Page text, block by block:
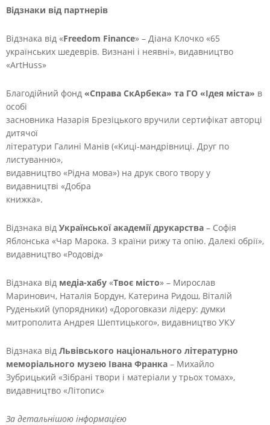
Відзнаки від партнерів
Відзнака від «Freedom Finance» – Діана Клочко «65
українських шедеврів. Визнані і неявні», видавництво
«ArtHuss»
Благодійний фонд «Справа СкАрбека» та ГО «Ідея міста» в
особі
засновника Назарія Брезіцького вручили сертифікат авторці
дитячої
літератури Галині Манів («Киці-мандрівниці. Друг по
листуванню»,
видавництво «Рідна мова») на друк свого твору у
видавництві «Добра
книжка».
Відзнака від Української академії друкарства – Софія
Яблонська «Чар Марока. З країни рижу та опію. Далекі обрії»,
видавництво «Родовід»
Відзнака від медіа-хабу «Твоє місто» – Мирослав
Маринович, Наталія Бордун, Катерина Ридош, Віталій
Руденький (упорядники) «Дороговкази лідеру: думки
митрополита Андрея Шептицького», видавництво УКУ
Відзнака від Львівського національного літературно
меморіального музею Івана Франка – Михайло
Зубрицький «Зібрані твори і матеріали у трьох томах»,
видавництво «Літопис»
За детальнішою інформацією